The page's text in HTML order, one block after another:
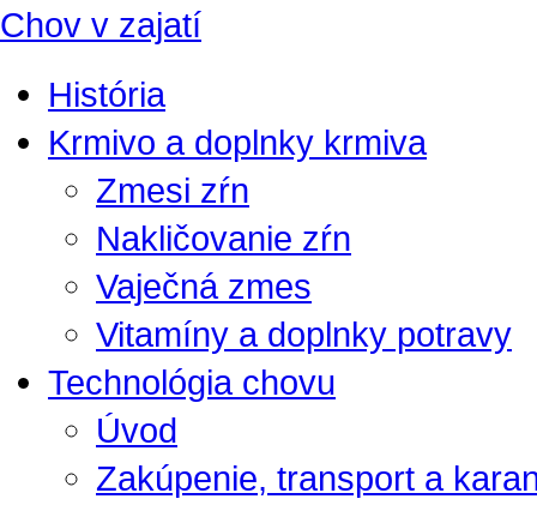
Chov v zajatí
História
Krmivo a doplnky krmiva
Zmesi zŕn
Nakličovanie zŕn
Vaječná zmes
Vitamíny a doplnky potravy
Technológia chovu
Úvod
Zakúpenie, transport a